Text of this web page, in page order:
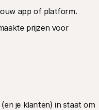
app of platform.
prijzen voor
je klanten) in staat om